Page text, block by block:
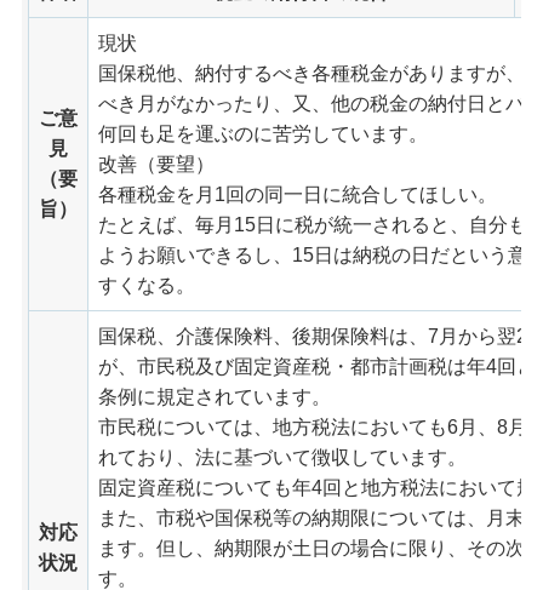
ご意
見
（要
旨）
現状
国保税他、納付するべき各種税金がありますが、
べき月がなかったり、又、他の税金の納付日とバ
何回も足を運ぶのに苦労しています。
改善（要望）
各種税金を月1回の同一日に統合してほしい。
たとえば、毎月15日に税が統一されると、自分も
ようお願いできるし、15日は納税の日だという意
すくなる。
対応
状況
国保税、介護保険料、後期保険料は、7月から翌2
が、市民税及び固定資産税・都市計画税は年4回
条例に規定されています。
市民税については、地方税法においても6月、8月
れており、法に基づいて徴収しています。
固定資産税についても年4回と地方税法において
また、市税や国保税等の納期限については、月末
ます。但し、納期限が土日の場合に限り、その次
す。